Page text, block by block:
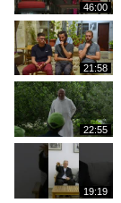
46:00
21:58
22:55
19:19